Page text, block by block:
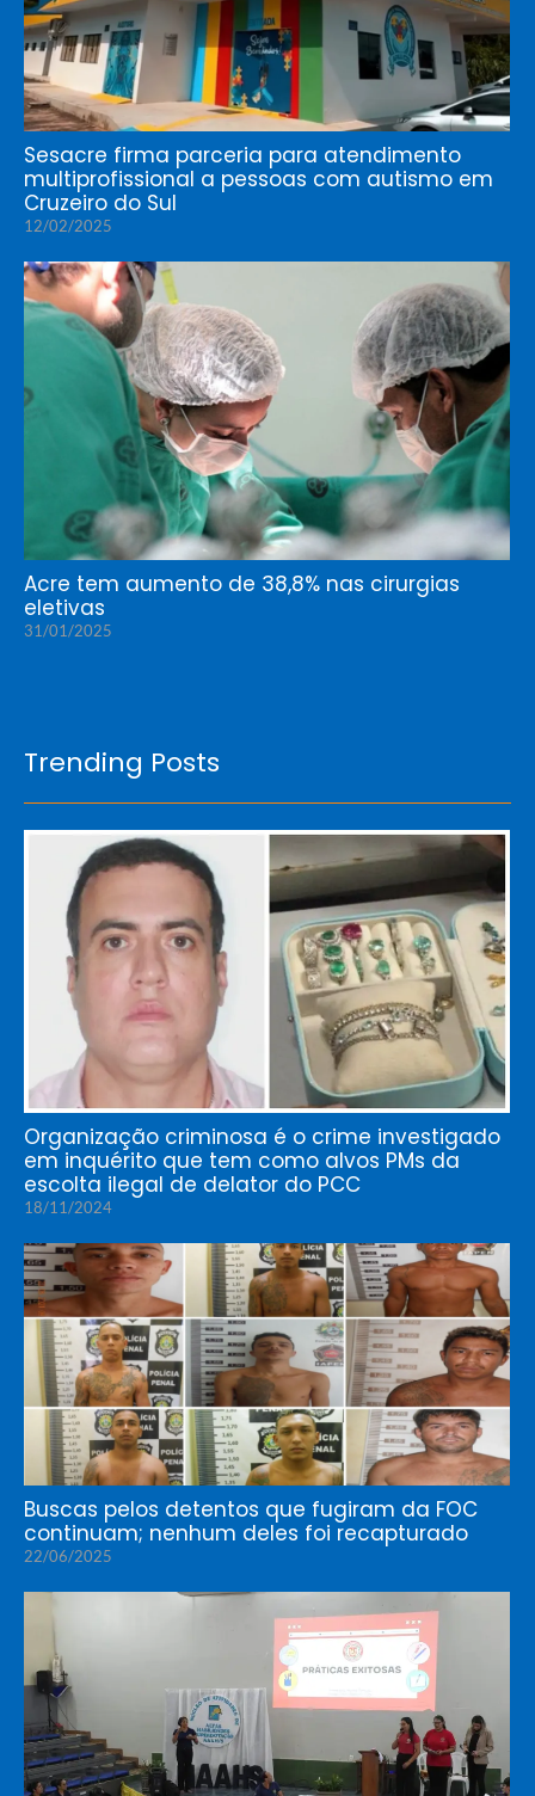
Sesacre firma parceria para atendimento
multiprofissional a pessoas com autismo em
Cruzeiro do Sul
12/02/2025
Acre tem aumento de 38,8% nas cirurgias
eletivas
31/01/2025
Trending Posts
Organização criminosa é o crime investigado
em inquérito que tem como alvos PMs da
escolta ilegal de delator do PCC
18/11/2024
Buscas pelos detentos que fugiram da FOC
continuam; nenhum deles foi recapturado
22/06/2025